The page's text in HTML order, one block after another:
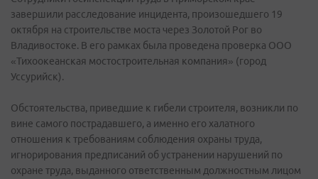
завершили расследование инцидента, произошедшего 19
октября на строительстве моста через Золотой Рог во
Владивостоке. В его рамках была проведена проверка ООО
«Тихоокеанская мостостроительная компания» (город
Уссурийск).
Обстоятельства, приведшие к гибели строителя, возникли по
вине самого пострадавшего, а именно его халатного
отношения к требованиям соблюдения охраны труда,
игнорирования предписаний об устранении нарушений по
охране труда, выданного ответственным должностным лицом